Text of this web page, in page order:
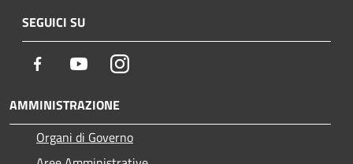
SEGUICI SU
Facebook YoutubeInstagram
AMMINISTRAZIONE
Organi di Governo